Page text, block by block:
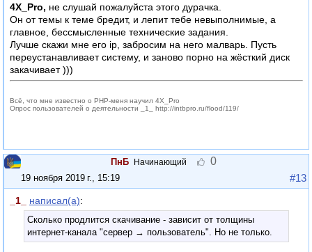
4X_Pro, не слушай пожалуйста этого дурачка.
Он от темы к теме бредит, и лепит тебе невыполнимые, а
главное, бессмысленные технические задания.
Лучше скажи мне его ip, забросим на него малварь. Пусть
переустанавливает систему, и заново порно на жёсткий диск
закачивает )))
Всё, что мне известно о PHP-меня научил 4X_Pro
Опрос пользователей о деятельности _1_ http://intbpro.ru/flood/119/
ПнБ Начинающий 0
19 ноября 2019 г., 15:19 #13
_1_ написал(а):
Сколько продлится скачивание - зависит от толщины
интернет-канала "сервер → пользователь". Но не только.